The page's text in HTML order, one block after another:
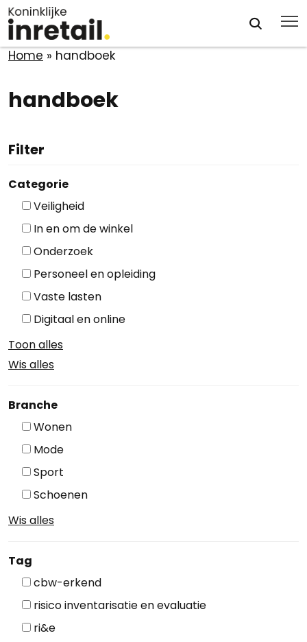
Home » handboek
handboek
Filter
Categorie
Veiligheid
In en om de winkel
Onderzoek
Personeel en opleiding
Vaste lasten
Digitaal en online
Toon alles
Wis alles
Branche
Wonen
Mode
Sport
Schoenen
Wis alles
Tag
cbw-erkend
risico inventarisatie en evaluatie
ri&e